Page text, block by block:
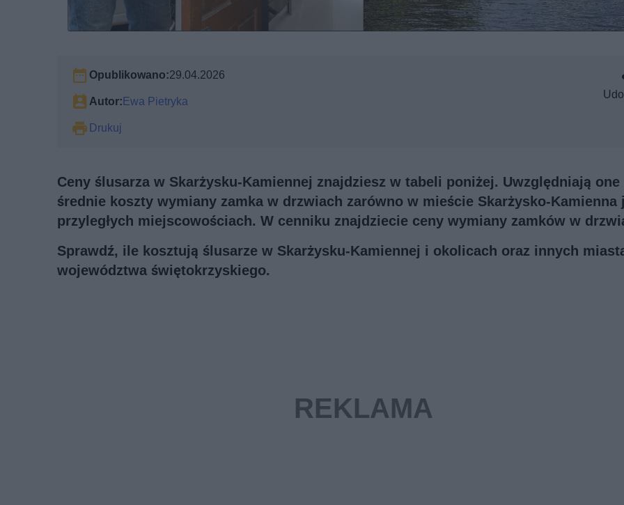
Opublikowano:29.04.2026
Autor: Ewa Pietryka
Drukuj
Ceny ślusarza w Skarżysku-Kamiennej znajdziesz w tabeli poniżej. Uwzględniają one
średnie koszty wymiany zamka w drzwiach zarówno w mieście Skarżysko-Kamienna
przyległych miejscowościach. W cenniku znajdziecie ceny wymiany zamków w
Sprawdź, ile kosztują ślusarze w Skarżysku-Kamiennej i okolicach oraz innych
województwa świętokrzyskiego.